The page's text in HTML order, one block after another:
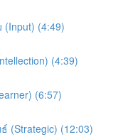
(4:49)
(4:39)
(6:57)
(Strategic) (12:03)